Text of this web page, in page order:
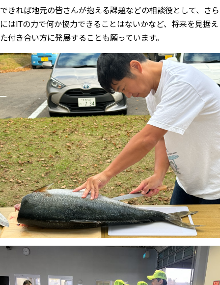
できれば地元の皆さんが抱える課題などの相談役として、さら
にはITの力で何か協力できることはないかなど、将来を見据え
た付き合い方に発展することも願っています。